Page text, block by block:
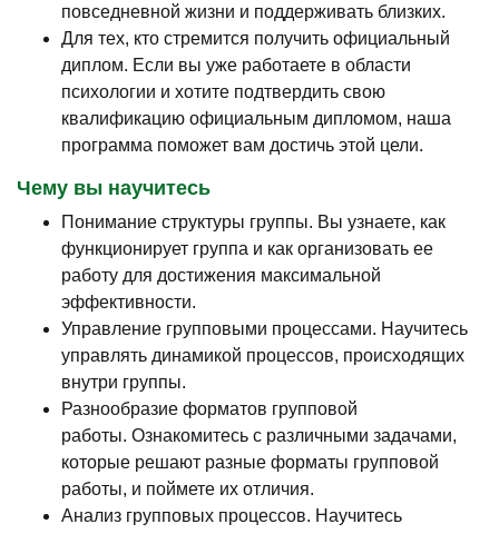
повседневной жизни и поддерживать близких.
Для тех, кто стремится получить официальный
диплом. Если вы уже работаете в области
психологии и хотите подтвердить свою
квалификацию официальным дипломом, наша
программа поможет вам достичь этой цели.
Чему вы научитесь
Понимание структуры группы. Вы узнаете, как
функционирует группа и как организовать ее
работу для достижения максимальной
эффективности.
Управление групповыми процессами. Научитесь
управлять динамикой процессов, происходящих
внутри группы.
Разнообразие форматов групповой
работы. Ознакомитесь с различными задачами,
которые решают разные форматы групповой
работы, и поймете их отличия.
Анализ групповых процессов. Научитесь